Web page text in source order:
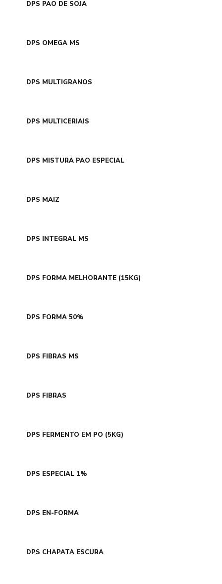
DPS PAO DE SOJA
DPS OMEGA MS
DPS MULTIGRANOS
DPS MULTICERIAIS
DPS MISTURA PAO ESPECIAL
DPS MAIZ
DPS INTEGRAL MS
DPS FORMA MELHORANTE (15KG)
DPS FORMA 50%
DPS FIBRAS MS
DPS FIBRAS
DPS FERMENTO EM PO (5KG)
DPS ESPECIAL 1%
DPS EN-FORMA
DPS CHAPATA ESCURA